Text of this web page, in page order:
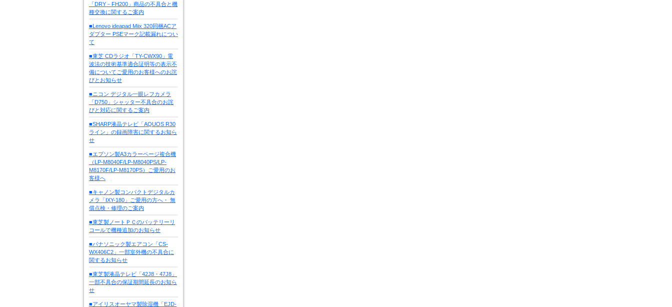
「DRY－FH200」商品の不具合と機
種交換に関するご案内
■Lenovo ideapad Miix 320同梱ACア
ダプター PSEマーク記載漏れについ
て
■東芝 CDラジオ「TY-CWX90」電
波法の技術基準適合証明等の表示不
備についてご愛用のお客様へのお詫
びとお知らせ
■ニコン デジタル一眼レフカメラ
「D750」シャッター不具合のお詫
びと対応に関するご案内
■SHARP液晶テレビ「AQUOS R30
ライン」の録画障害に関するお知ら
せ
■エプソン製A3カラーページ複合機
（LP-M8040F/LP-M8040PS/LP-
M8170F/LP-M8170PS）ご愛用のお
客様へ
■キャノン製コンパクトデジタルカ
メラ「IXY-180」ご愛用の方へ・ 無
償点検・修理のご案内
■東芝製ノートＰＣのバッテリーリ
コールで機種追加のお知らせ
■パナソニック製エアコン「CS-
WX406C2」一部室外機の不具合に
関するお知らせ
■東芝製液晶テレビ「42J8・47J8」
一部不具合の保証期間延長のお知ら
せ
■アイリスオーヤマ製除湿機「EJD-